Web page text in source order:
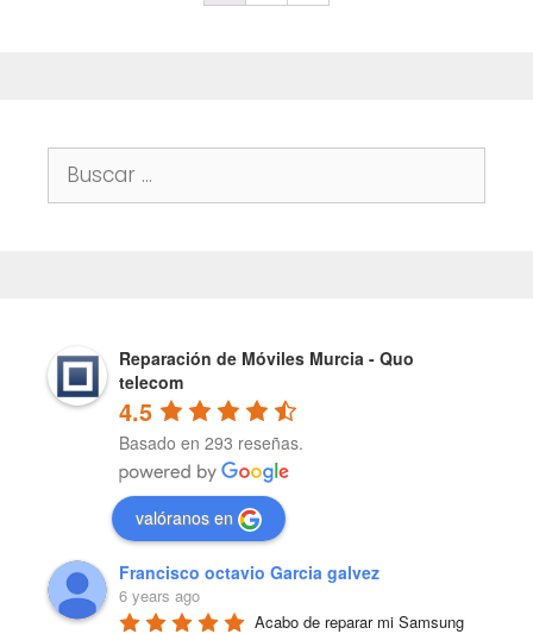
Buscar:
Reparación de Móviles Murcia - Quo
telecom
4.5
Basado en 293 reseñas.
valóranos en
Francisco octavio Garcia galvez
6 years ago
Acabo de reparar mi Samsung